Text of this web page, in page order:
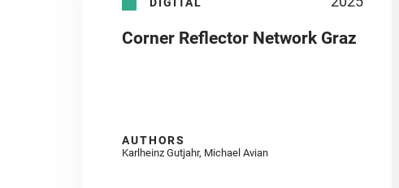
Corner Reflector Network Graz
AUTHORS
Karlheinz Gutjahr, Michael Avian